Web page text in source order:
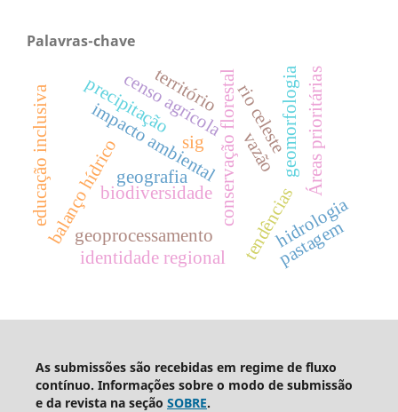
Palavras-chave
conservação florestal
impacto ambiental
censo agrícola
biodiversidade
rio celeste
tendências
precipitação
vazão
balanço hídrico
geomorfologia
geoprocessamento hidrologia
território
identidade regional pastagem
Áreas prioritárias
educação inclusiva geografia
sig
As submissões são recebidas em regime de fluxo
contínuo. Informações sobre o modo de submissão
e da revista na seção SOBRE.